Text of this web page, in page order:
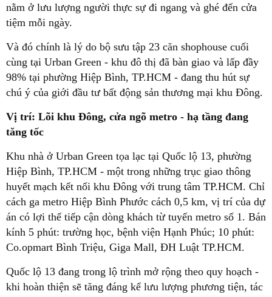
nằm ở lưu lượng người thực sự đi ngang và ghé đến cửa
tiệm mỗi ngày.
Và đó chính là lý do bộ sưu tập 23 căn shophouse cuối
cùng tại Urban Green - khu đô thị đã bàn giao và lấp đầy
98% tại phường Hiệp Bình, TP.HCM - đang thu hút sự
chú ý của giới đầu tư bất động sản thương mại khu Đông.
Vị trí: Lõi khu Đông, cửa ngõ metro - hạ tầng đang
tăng tốc
Khu nhà ở Urban Green tọa lạc tại Quốc lộ 13, phường
Hiệp Bình, TP.HCM - một trong những trục giao thông
huyết mạch kết nối khu Đông với trung tâm TP.HCM. Chỉ
cách ga metro Hiệp Bình Phước cách 0,5 km, vị trí của dự
án có lợi thế tiếp cận dòng khách từ tuyến metro số 1. Bán
kính 5 phút: trường học, bệnh viện Hạnh Phúc; 10 phút:
Co.opmart Bình Triệu, Giga Mall, ĐH Luật TP.HCM.
Quốc lộ 13 đang trong lộ trình mở rộng theo quy hoạch -
khi hoàn thiện sẽ tăng đáng kể lưu lượng phương tiện, tác